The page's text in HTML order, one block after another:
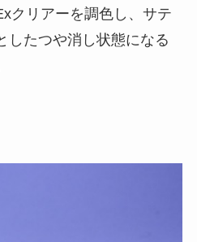
クリアーを調色し、サテ
したつや消し状態になる